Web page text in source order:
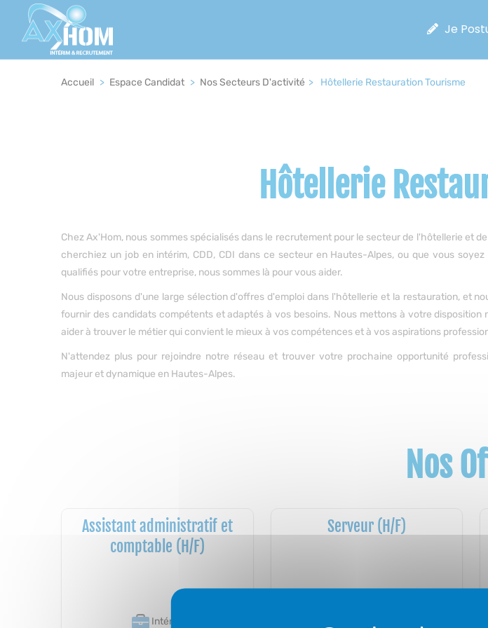
Navigation
Je
Fil
Accueil > Espace Candidat > Nos Secteurs D'activité > Hôtellerie Restauration Tourisme
Hôtellerie
Chez Ax'Hom, nous sommes spécialisés dans le recrutement pour le secteur de l'hôtellerie et
cherchiez un job en intérim, CDD, CDI dans ce secteur en Hautes-Alpes, ou que vous
qualifiés pour votre entreprise, nous sommes là pour vous aider.
Nous disposons d'une large sélection d'offres d'emploi dans l'hôtellerie et la restauration, et
fournir des candidats compétents et adaptés à vos besoins. Nous mettons à votre disposition
aider à trouver le métier qui convient le mieux à vos compétences et à vos aspirations
N'attendez plus pour rejoindre notre réseau et trouver votre prochaine opportunité
majeur et dynamique en Hautes-Alpes.
Nos
Assistant administratif et
comptable (H/F)
Intérim
Serveur (H/F)
Panneau de gestion des cookies